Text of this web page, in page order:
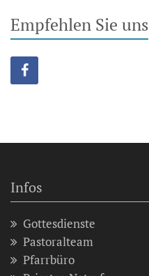
Empfehlen Sie uns
Infos
Gottesdienste
Pastoralteam
Pfarrbüro